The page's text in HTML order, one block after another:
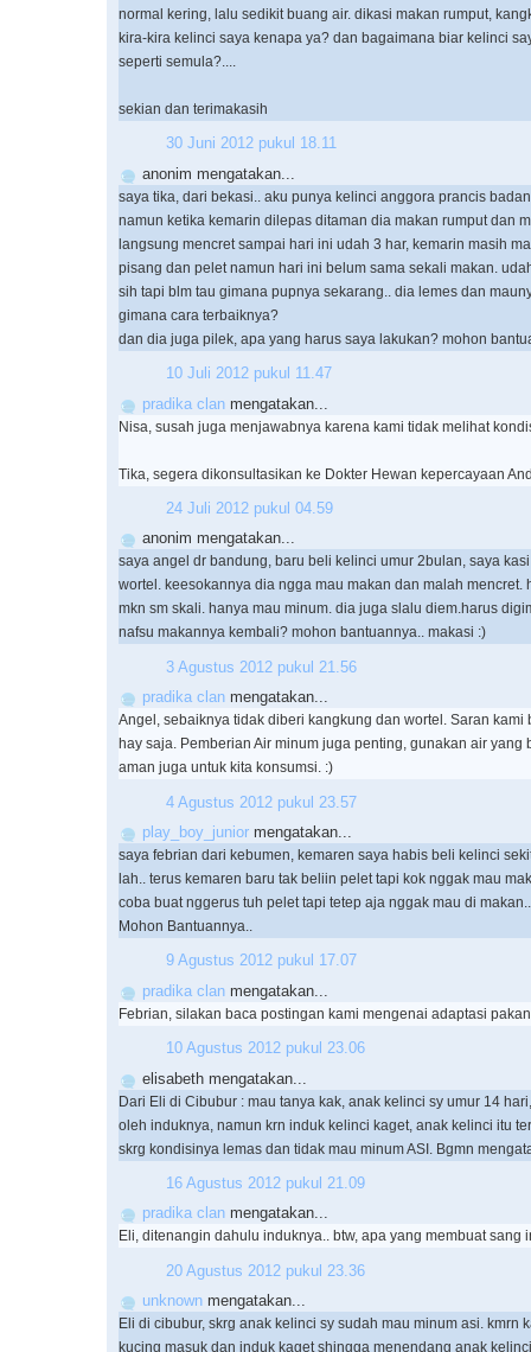
normal kering, lalu sedikit buang air. dikasi makan rumput,
kira-kira kelinci saya kenapa ya? dan bagaimana biar kelinci
seperti semula?....
sekian dan terimakasih
30 Juni 2012 pukul 18.11
anonim mengatakan...
saya tika, dari bekasi.. aku punya kelinci anggora prancis
namun ketika kemarin dilepas ditaman dia makan rumput dan
langsung mencret sampai hari ini udah 3 har, kemarin masih
pisang dan pelet namun hari ini belum sama sekali makan.
sih tapi blm tau gimana pupnya sekarang.. dia lemes dan
gimana cara terbaiknya?
dan dia juga pilek, apa yang harus saya lakukan? mohon
10 Juli 2012 pukul 11.47
pradika clan mengatakan...
Nisa, susah juga menjawabnya karena kami tidak melihat
Tika, segera dikonsultasikan ke Dokter Hewan kepercayaan
24 Juli 2012 pukul 04.59
anonim mengatakan...
saya angel dr bandung, baru beli kelinci umur 2bulan, saya
wortel. keesokannya dia ngga mau makan dan malah mencret.
mkn sm skali. hanya mau minum. dia juga slalu diem.harus
nafsu makannya kembali? mohon bantuannya.. makasi :)
3 Agustus 2012 pukul 21.56
pradika clan mengatakan...
Angel, sebaiknya tidak diberi kangkung dan wortel. Saran kami
hay saja. Pemberian Air minum juga penting, gunakan air yang
aman juga untuk kita konsumsi. :)
4 Agustus 2012 pukul 23.57
play_boy_junior mengatakan...
saya febrian dari kebumen, kemaren saya habis beli kelinci
lah.. terus kemaren baru tak beliin pelet tapi kok nggak mau
coba buat nggerus tuh pelet tapi tetep aja nggak mau di makan..
Mohon Bantuannya..
9 Agustus 2012 pukul 17.07
pradika clan mengatakan...
Febrian, silakan baca postingan kami mengenai adaptasi
10 Agustus 2012 pukul 23.06
elisabeth mengatakan...
Dari Eli di Cibubur : mau tanya kak, anak kelinci sy umur 14
oleh induknya, namun krn induk kelinci kaget, anak kelinci itu
skrg kondisinya lemas dan tidak mau minum ASI. Bgmn
16 Agustus 2012 pukul 21.09
pradika clan mengatakan...
Eli, ditenangin dahulu induknya.. btw, apa yang membuat sang
20 Agustus 2012 pukul 23.36
unknown mengatakan...
Eli di cibubur, skrg anak kelinci sy sudah mau minum asi. kmrn
kucing masuk dan induk kaget shingga menendang anak